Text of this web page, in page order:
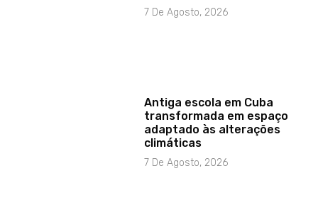
7 De Agosto, 2026
Antiga escola em Cuba
transformada em espaço
adaptado às alterações
climáticas
7 De Agosto, 2026